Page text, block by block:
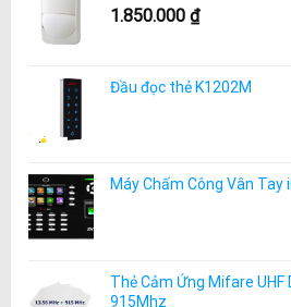
1.850.000 ₫
Đầu đọc thẻ K1202M
Máy Chấm Công Vân Tay
Thẻ Cảm Ứng Mifare UHF
915Mhz